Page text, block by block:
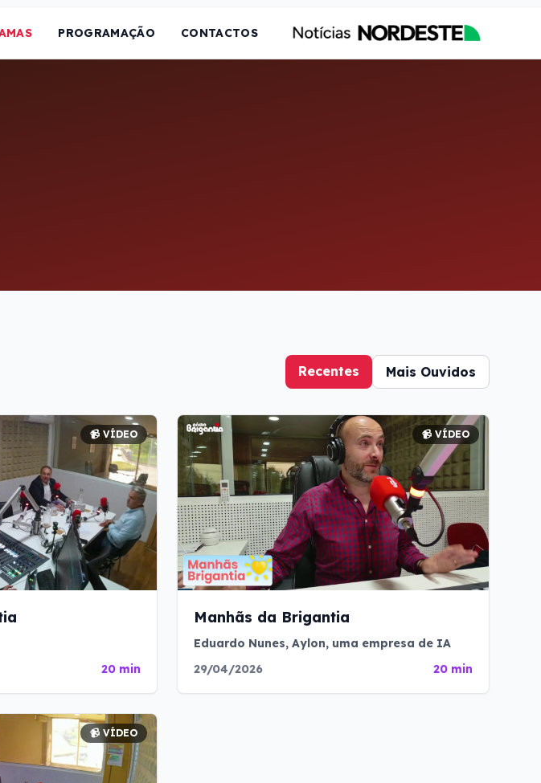
PROGRAMAÇÃO CONTACTOS
Recentes Mais Ouvidos
📹 VÍDEO
20 min
📹 VÍDEO
Manhãs da Brigantia
Eduardo Nunes, Aylon, uma empresa de IA
29/04/2026
20 min
📹 VÍDEO